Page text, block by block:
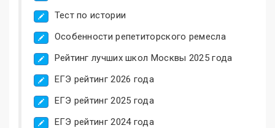
Тест по истории
Особенности репетиторского ремесла
Рейтинг лучших школ Москвы 2025 года
ЕГЭ рейтинг 2026 года
ЕГЭ рейтинг 2025 года
ЕГЭ рейтинг 2024 года